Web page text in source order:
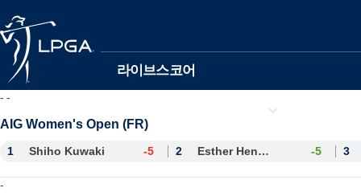
라이브스코어
- -
AIG Women's Open (FR)
1 Shiho Kuwaki -5 2 Esther Henseleit -5 3
-